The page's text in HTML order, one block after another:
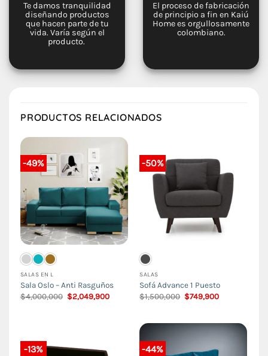
Te damos tranquilidad
diseñando productos
que hacen parte de tu
vida. Varía según el
producto.
El proceso de fabricación
de principio a fin en Kaiú
Home es orgullosamente
colombiano.
PRODUCTOS RELACIONADOS
-49%
SALAS EN L
Sala Oslo – Anti Rasguños
$4,000,000 El
precio
$2,049,900El
$2,049,900.
-50%
SALAS
Sofá Advance 1 Puesto
$1,500,000 El
precio
$1,500,000.
$749,900El
$749,900.
-13% -44%